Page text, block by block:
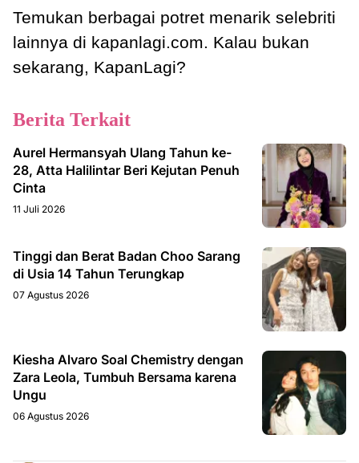
Temukan berbagai potret menarik selebriti
lainnya di kapanlagi.com. Kalau bukan
sekarang, KapanLagi?
Berita Terkait
Aurel Hermansyah Ulang Tahun ke-
28, Atta Halilintar Beri Kejutan Penuh
Cinta
11 Juli 2026
Tinggi dan Berat Badan Choo Sarang
di Usia 14 Tahun Terungkap
07 Agustus 2026
Kiesha Alvaro Soal Chemistry dengan
Zara Leola, Tumbuh Bersama karena
Ungu
06 Agustus 2026